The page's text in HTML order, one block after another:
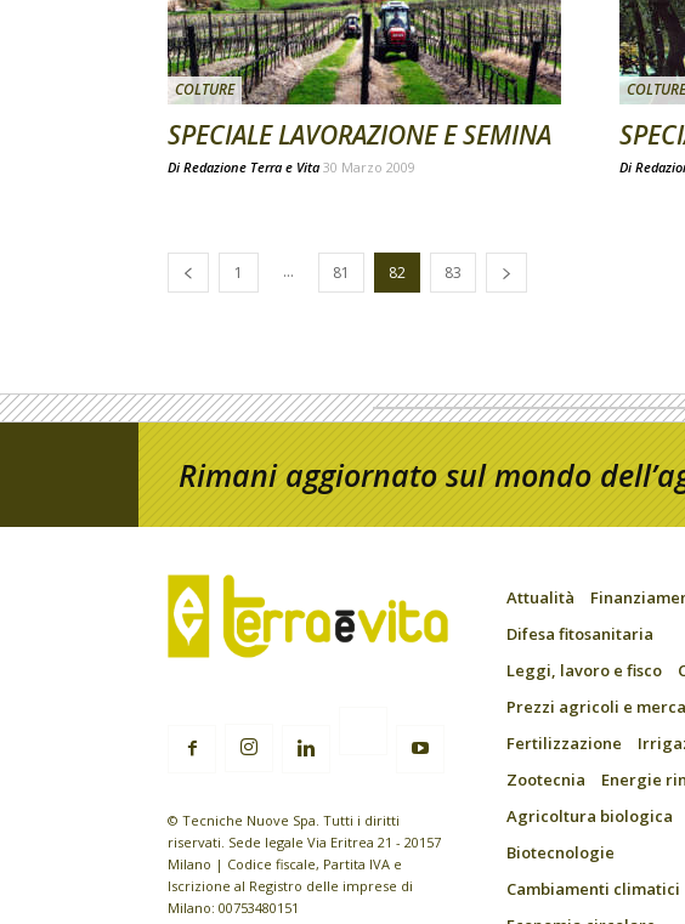
COLTURE
SPECIALE LAVORAZIONE E SEMINA
Di Redazione Terra e Vita 30 Marzo 2009
COLTURE
Di
1 ... 81 82 83
Rimani aggiornato sul mondo
© Tecniche Nuove Spa. Tutti i diritti
riservati. Sede legale Via Eritrea 21 - 20157
Milano | Codice fiscale, Partita IVA e
Iscrizione al Registro delle imprese di
Milano: 00753480151
Attualità
Difesa fitosanitaria
Leggi, lavoro e fisco
Prezzi agricoli e
Fertilizzazione
Zootecnia
Energie
Agricoltura biologica
Biotecnologie
Cambiamenti climatici